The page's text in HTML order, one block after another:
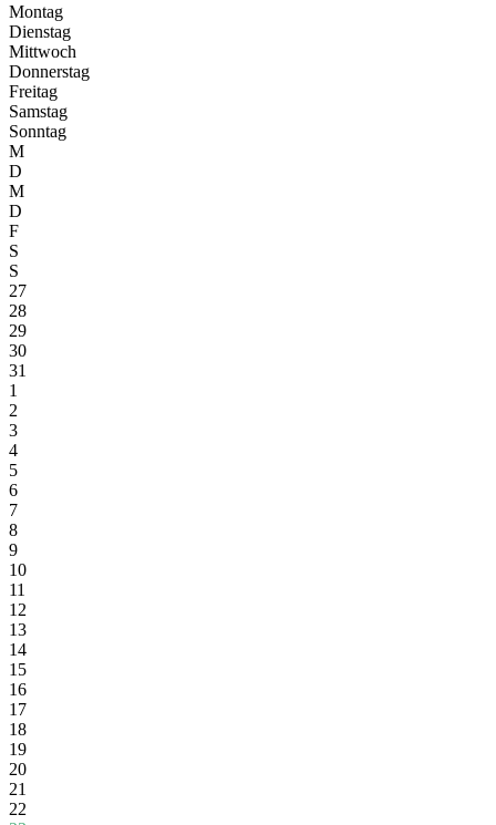
Montag
Dienstag
Mittwoch
Donnerstag
Freitag
Samstag
Sonntag
M
D
M
D
F
S
S
27
28
29
30
31
1
2
3
4
5
6
7
8
9
10
11
12
13
14
15
16
17
18
19
20
21
22